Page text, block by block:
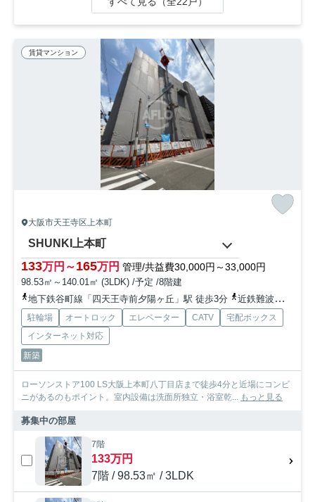
賃貸マンション
大阪市天王寺区上本町
SHUNKI上本町
133万円～165万円 管理/共益費30,000円～33,000円
98.53㎡～140.01㎡ (3LDK) /予定 /8階建
地下鉄谷町線「四天王寺前夕陽ヶ丘」駅 徒歩3分
近鉄難波・奈良線「大阪上本町」駅 徒歩12分
駐輪場 オートロック エレベーター CATV
宅配ボックス
インターネット対応
新築
ローソンストア100 LS大阪上本町八丁目店まで徒歩4分と近場にコンビ
ニがあるのもポイント。室内設備は洗面所独立・浴室乾...
もっと見る
募集中の部屋
7階
133万円
7階 / 98.53㎡ / 3LDK